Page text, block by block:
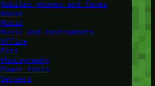
Mobiles phones and faxes
mouse
Music
Music and instruments
Office
Pets
Photography
Power tools
Servers